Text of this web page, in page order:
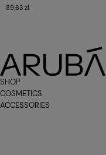
89,63 zł
SHOP
COSMETICS
ACCESSORIES